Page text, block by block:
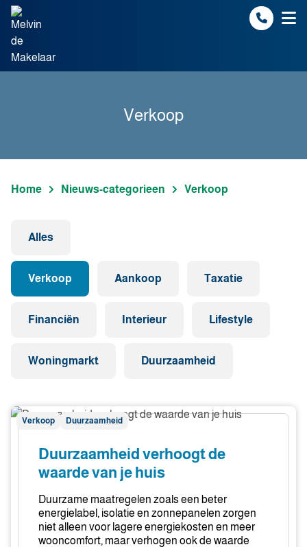
Spring naar inhoud
Verkoop
Home Nieuws-categorieen Verkoop
Alles
Verkoop Aankoop Taxatie
Financiën Interieur Lifestyle
Woningmarkt Duurzaamheid
Duurzaamheid
verhoogt
waarde
Verkoop Duurzaamheid
Duurzaamheid verhoogt de
waarde van je huis
Duurzame maatregelen zoals een beter
energielabel, isolatie en zonnepanelen zorgen
niet alleen voor lagere energiekosten en meer
wooncomfort, maar verhogen ook de waarde